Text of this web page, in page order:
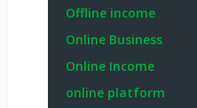
Offline income
Online Business
Online Income
online platform